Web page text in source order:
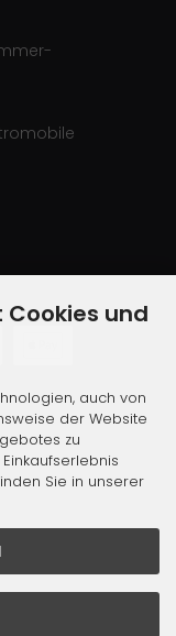
und
auch von
der Website
zu
Sie in unserer